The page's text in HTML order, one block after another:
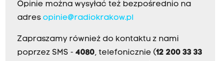
Opinie można wysyłać też bezpośrednio na
adres opinie@radiokrakow.pl
Zapraszamy również do kontaktu z nami
poprzez SMS - 4080, telefonicznie (12 200 33 33